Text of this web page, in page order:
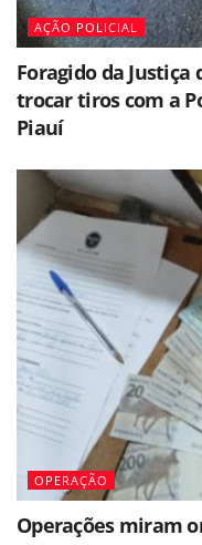
AÇÃO POLICIAL
Foragido da Justiça
trocar tiros com a
Piauí
OPERAÇÃO
Operações miram